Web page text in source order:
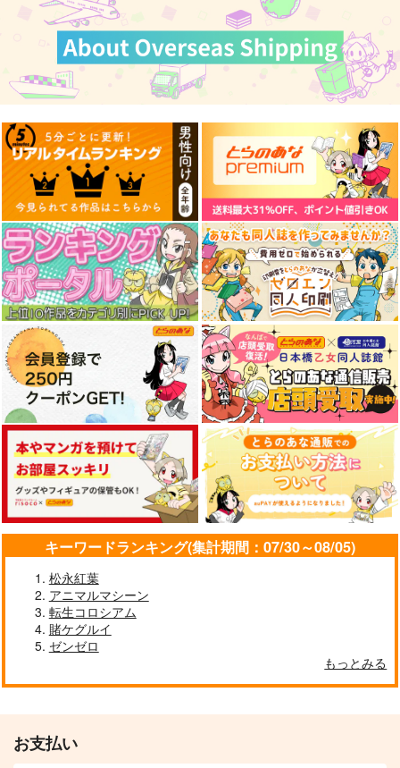
悪役貴族として必要な
KADOKAWA
（税込）
サンプル
作品詳細
法と召喚魔法を天秤に
かける 7
KADOKAWA
924円（税込）
サンプル
作品詳細
バスタード・ソードマ
ン 4
KADOKAWA
924円 （税込）
サンプル
作品詳細
青春ブタ野郎はシスコ
ンアイドルの夢を見な
い 2
KADOKAWA
924円
サンプル
作品詳細
コンプ厨、ファンタジ
ー化した現代を行
く。 1
KADOKAWA
924円 （税込）
サンプル
作品詳細
聖女先生の魔法は進ん
でる! 2
KADOKAWA
924円（税込）
サンプル
作品詳細
妹はカノジョにできな
いのに 5
キーワードランキング(集計期間：07/30～08/05)
松永紅葉
アニマルマシーン
転生コロシアム
賭ケグルイ
ゼンゼロ
もっとみる
お支払い